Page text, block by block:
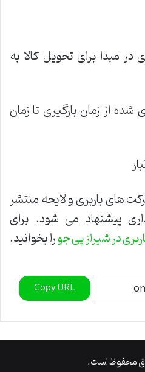
مبدا برای تحویل کالا به
از زمان بارگیری تا زمان
های باربری و لایحه منتشر
پیشنهاد می شود. برای
در شیراز پی جورا بخوانید.
Copy URL
محفوظ است.